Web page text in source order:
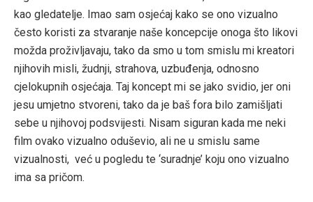
kao gledatelje. Imao sam osjećaj kako se ono vizualno
često koristi za stvaranje naše koncepcije onoga što likovi
možda proživljavaju, tako da smo u tom smislu mi kreatori
njihovih misli, žudnji, strahova, uzbuđenja, odnosno
cjelokupnih osjećaja. Taj koncept mi se jako svidio, jer oni
jesu umjetno stvoreni, tako da je baš fora bilo zamišljati
sebe u njihovoj podsvijesti. Nisam siguran kada me neki
film ovako vizualno oduševio, ali ne u smislu same
vizualnosti, već u pogledu te ‘suradnje’ koju ono vizualno
ima sa pričom.